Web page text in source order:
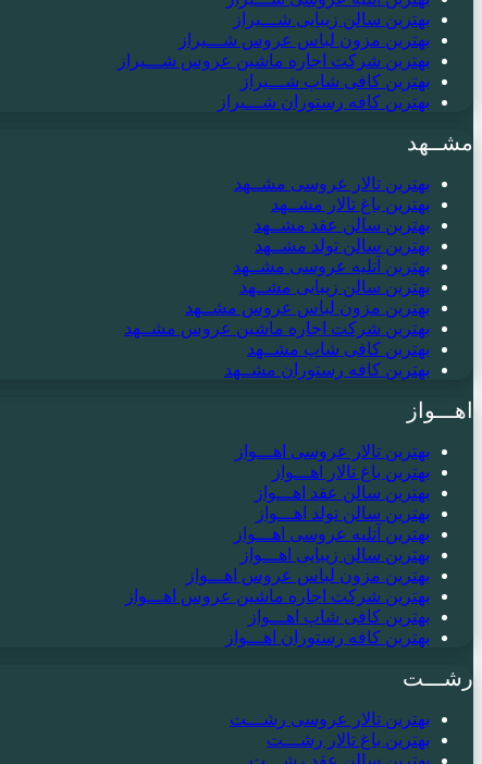
بهترین سالن زیبایی شـــیراز
بهترین مزون لباس عروس شـــیراز
بهترین شرکت اجاره ماشین عروس شـــیراز
بهترین کافی شاپ شـــیراز
بهترین کافه رستوران شـــیراز
مشــهد
بهترین تالار عروسی مشــهد
بهترین باغ تالار مشــهد
بهترین سالن عقد مشــهد
بهترین سالن تولد مشــهد
بهترین آتلیه عروسی مشــهد
بهترین سالن زیبایی مشــهد
بهترین مزون لباس عروس مشــهد
بهترین شرکت اجاره ماشین عروس مشــهد
بهترین کافی شاپ مشــهد
بهترین کافه رستوران مشــهد
اهـــواز
بهترین تالار عروسی اهـــواز
بهترین باغ تالار اهـــواز
بهترین سالن عقد اهـــواز
بهترین سالن تولد اهـــواز
بهترین آتلیه عروسی اهـــواز
بهترین سالن زیبایی اهـــواز
بهترین مزون لباس عروس اهـــواز
بهترین شرکت اجاره ماشین عروس اهـــواز
بهترین کافی شاپ اهـــواز
بهترین کافه رستوران اهـــواز
رشـــت
بهترین تالار عروسی رشـــت
بهترین باغ تالار رشـــت
بهترین سالن عقد رشـــت